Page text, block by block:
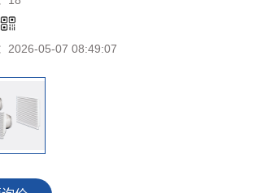
2026-05-07 08:49:07